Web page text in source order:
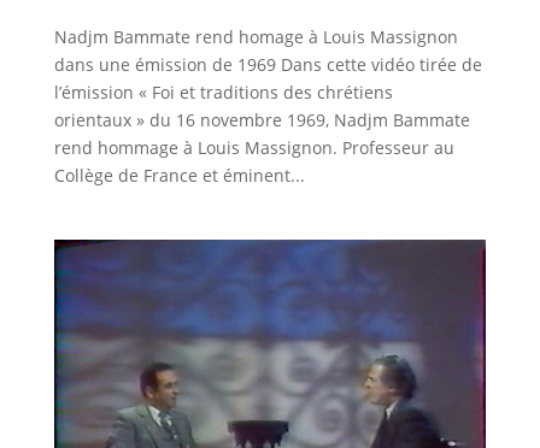
Nadjm Bammate rend homage à Louis Massignon
dans une émission de 1969 Dans cette vidéo tirée de
l’émission « Foi et traditions des chrétiens
orientaux » du 16 novembre 1969, Nadjm Bammate
rend hommage à Louis Massignon. Professeur au
Collège de France et éminent...